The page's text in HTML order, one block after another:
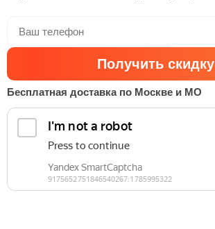
Получить скидку
Бесплатная доставка по Москве и МО